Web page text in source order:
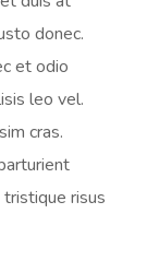
donec.
et odio
leo vel.
cras.
risus